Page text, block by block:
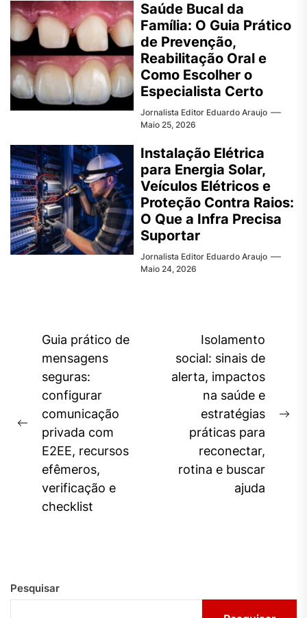
Saúde Bucal da
Família: O Guia Prático
de Prevenção,
Reabilitação Oral e
Como Escolher o
Especialista Certo
Jornalista Editor Eduardo Araujo
Maio 25, 2026
Instalação Elétrica
para Energia Solar,
Veículos Elétricos e
Proteção Contra Raios:
O Que a Infra Precisa
Suportar
Jornalista Editor Eduardo Araujo
Maio 24, 2026
Navegação
Post
Previous
post:
Guia prático de
mensagens
seguras:
configurar
comunicação
privada com
E2EE, recursos
efêmeros,
verificação e
checklist
Isolamento
social: sinais de
alerta, impactos
na saúde e
estratégias
práticas para
reconectar,
rotina e buscar
ajuda
Pesquisar